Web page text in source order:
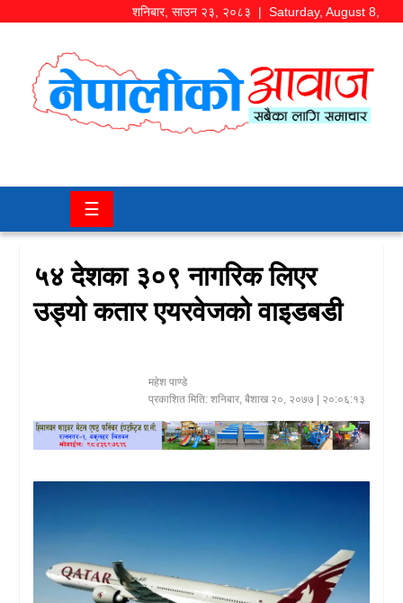
शनिबार, साउन २३, २०८३ | Saturday, August 8,
समाज/
चितवन
मनोरञ्जन
खेलकुद
स्वास्थ्य/
☰
५४ देशका ३०९ नागरिक लिएर
उड्यो कतार एयरवेजको वाइडबडी
महेश पाण्डे
प्रकाशित मिति: शनिबार, बैशाख २०, २०७७ | २०:०६:१३